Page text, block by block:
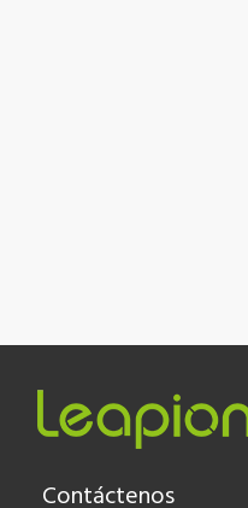
Contáctenos